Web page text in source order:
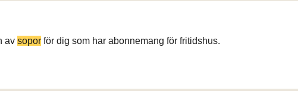
av sopor för dig som har abonnemang för fritidshus.